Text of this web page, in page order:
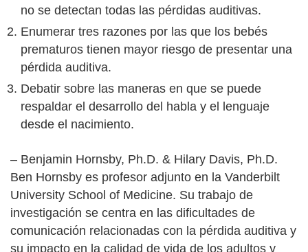
no se detectan todas las pérdidas auditivas.
Enumerar tres razones por las que los bebés
prematuros tienen mayor riesgo de presentar una
pérdida auditiva.
Debatir sobre las maneras en que se puede
respaldar el desarrollo del habla y el lenguaje
desde el nacimiento.
– Benjamin Hornsby, Ph.D. & Hilary Davis, Ph.D.
Ben Hornsby es profesor adjunto en la Vanderbilt
University School of Medicine. Su trabajo de
investigación se centra en las dificultades de
comunicación relacionadas con la pérdida auditiva y
su impacto en la calidad de vida de los adultos y